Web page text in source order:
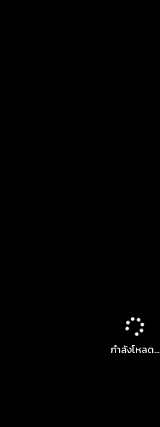
กำลังโหลด...